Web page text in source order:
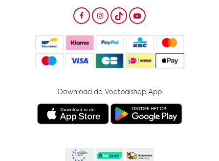
Download de Voetbalshop App